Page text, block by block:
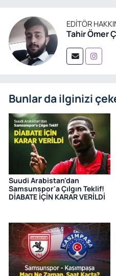
EDITÖR
Tahir Ömer
Bunlar da ilginizi
Suudi Arabistan'dan
Samsunspor'a Çılgın Teklif!
DİABATE İÇİN KARAR VERİLDİ